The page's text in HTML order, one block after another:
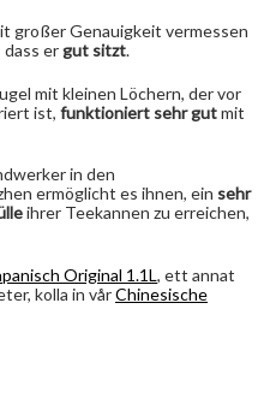
großer Genauigkeit vermessen
ergut sitzt.
mit kleinen Löchern, der vor
ist, funktioniert sehr gutmit
in den
ermöglicht es ihnen, ein sehr
ihrer Teekannen zu erreichen,
Original 1.1L, ett annat
kolla in vårChinesische